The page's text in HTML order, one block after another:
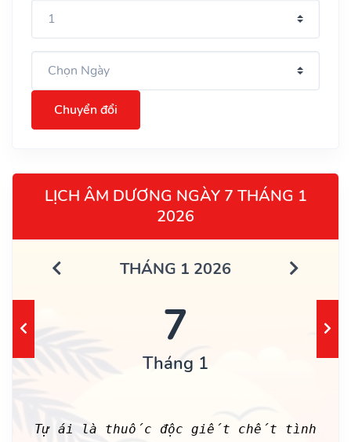
Chuyển đổi
LỊCH ÂM DƯƠNG NGÀY 7 THÁNG 1
2026
THÁNG 1 2026
7
Tháng 1
Tự ái là thuốc độc giết chết tình